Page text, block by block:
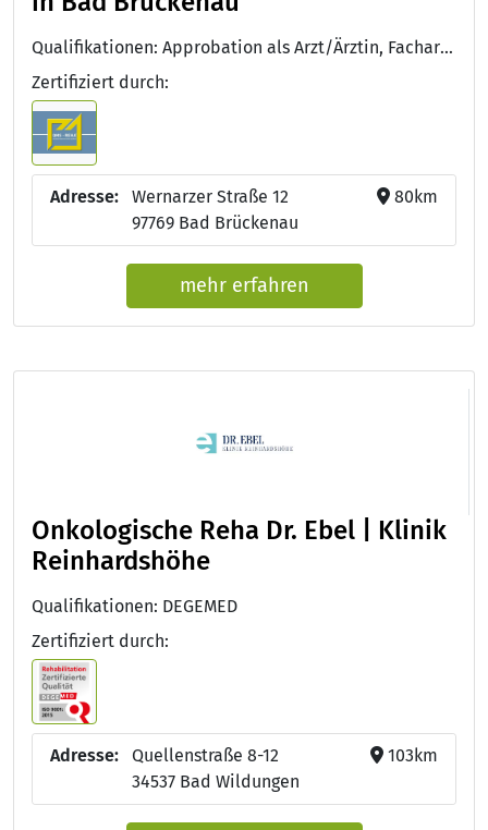
Qualifikationen: Approbation als Arzt/Ärztin, Facharzt/Fachärztin für Urologie, QMS-REHA®
Zertifiziert durch:
Adresse:
Wernarzer Straße 12
97769 Bad Brückenau
80km
mehr erfahren
Onkologische Reha Dr. Ebel | Klinik
Reinhardshöhe
Qualifikationen: DEGEMED
Zertifiziert durch:
Adresse:
Quellenstraße 8-12
34537 Bad Wildungen
103km